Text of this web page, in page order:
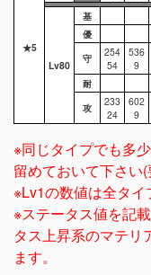
★5
Lv80
基
優
守
254
54
536
9
耐
攻
233
24
602
9
※同じタイプでも多
留めておいて下さい(
※Lv1の数値は全タイ
※ステータス値を記
タス上昇系のマテリ
ます。